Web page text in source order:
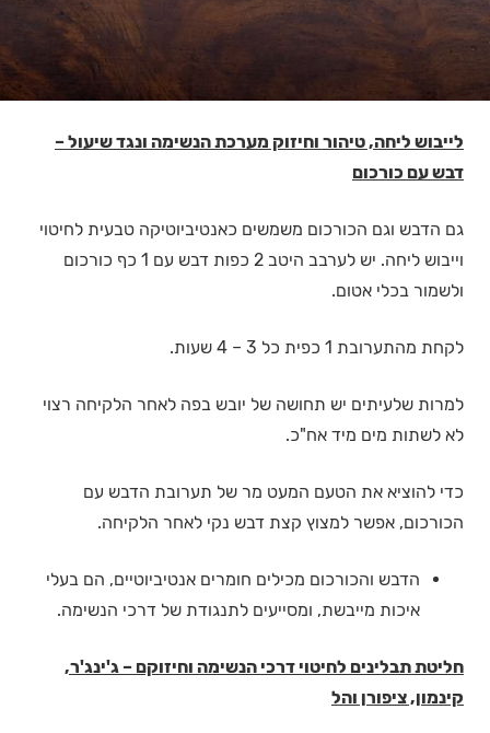
לייבוש ליחה, טיהור וחיזוק מערכת הנשימה ונגד שיעול –
דבש עם כורכום
גם הדבש וגם הכורכום משמשים כאנטיביוטיקה טבעית לחיטוי
וייבוש ליחה. יש לערבב היטב 2 כפות דבש עם 1 כף כורכום
ולשמור בכלי אטום.
לקחת מהתערובת 1 כפית כל 3 – 4 שעות.
למרות שלעיתים יש תחושה של יובש בפה לאחר הלקיחה רצוי
לא לשתות מים מיד אח"כ.
כדי להוציא את הטעם המעט מר של תערובת הדבש עם
הכורכום, אפשר למצוץ קצת דבש נקי לאחר הלקיחה.
הדבש והכורכום מכילים חומרים אנטיביוטיים, הם בעלי
איכות מייבשת, ומסייעים לתנגודת של דרכי הנשימה.
חליטת תבלינים לחיטוי דרכי הנשימה וחיזוקם – ג'ינג'ר,
קינמון, ציפורן והל